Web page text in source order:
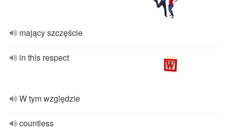
mający szczęście
in this respect
W tym względzie
countless